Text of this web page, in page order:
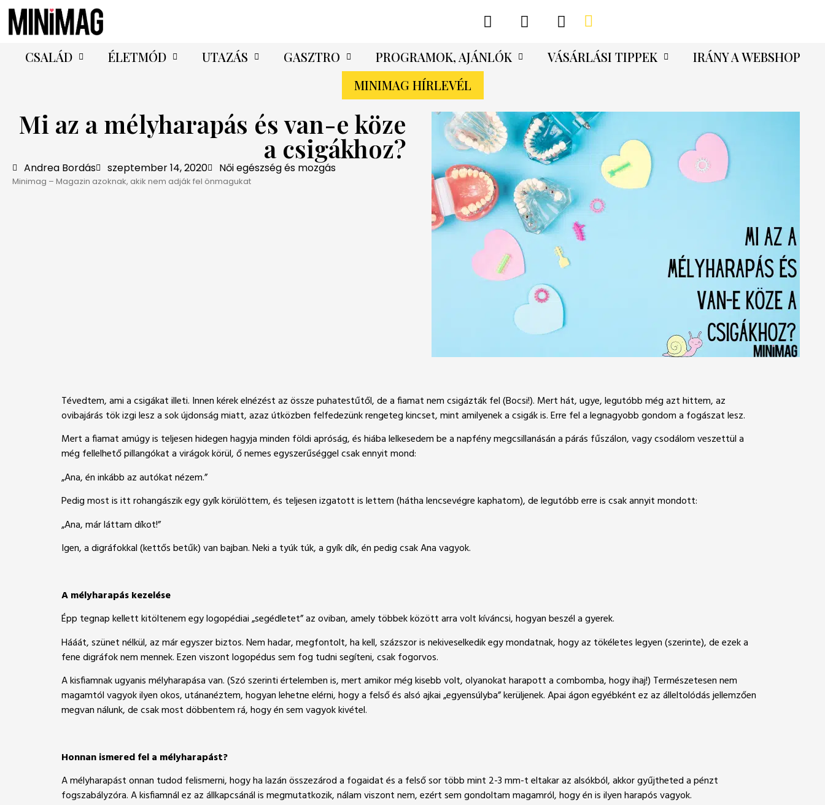
CSALÁD ÉLETMÓD UTAZÁS GASZTRO PROGRAMOK, AJÁNLÓK VÁSÁRLÁSI TIPPEK
IRÁNY A WEBSHOP
MINIMAG HÍRLEVÉL
Mi az a mélyharapás és van-e köze
a csigákhoz?
Andrea Bordás szeptember 14, 2020 Női egészség és mozgás
Minimag – Magazin azoknak, akik nem adják fel önmagukat
Tévedtem, ami a csigákat illeti. Innen kérek elnézést az össze puhatestűtől, de a fiamat nem csigázták fel (Bocsi!). Mert hát, ugye, legutóbb még azt hittem, az
ovibajárás tök izgi lesz a sok újdonság miatt, azaz útközben felfedezünk rengeteg kincset, mint amilyenek a csigák is. Erre fel a legnagyobb gondom a fogászat lesz.
Mert a fiamat amúgy is teljesen hidegen hagyja minden földi apróság, és hiába lelkesedem be a napfény megcsillanásán a párás fűszálon, vagy csodálom veszettül a
még fellelhető pillangókat a virágok körül, ő nemes egyszerűséggel csak ennyit mond:
„Ana, én inkább az autókat nézem.”
Pedig most is itt rohangászik egy gyík körülöttem, és teljesen izgatott is lettem (hátha lencsevégre kaphatom), de legutóbb erre is csak annyit mondott:
„Ana, már láttam díkot!”
Igen, a digráfokkal (kettős betűk) van bajban. Neki a tyúk túk, a gyík dík, én pedig csak Ana vagyok.
A mélyharapás kezelése
Épp tegnap kellett kitöltenem egy logopédiai „segédletet” az oviban, amely többek között arra volt kíváncsi, hogyan beszél a gyerek.
Hááát, szünet nélkül, az már egyszer biztos. Nem hadar, megfontolt, ha kell, százszor is nekiveselkedik egy mondatnak, hogy az tökéletes legyen (szerinte), de ezek a
fene digráfok nem mennek. Ezen viszont logopédus sem fog tudni segíteni, csak fogorvos.
A kisfiamnak ugyanis mélyharapása van. (Szó szerinti értelemben is, mert amikor még kisebb volt, olyanokat harapott a combomba, hogy ihaj!) Természetesen nem
magamtól vagyok ilyen okos, utánanéztem, hogyan lehetne elérni, hogy a felső és alsó ajkai „egyensúlyba” kerüljenek. Apai ágon egyébként ez az álleltolódás jellemzően
megvan nálunk, de csak most döbbentem rá, hogy én sem vagyok kivétel.
Honnan ismered fel a mélyharapást?
A mélyharapást onnan tudod felismerni, hogy ha lazán összezárod a fogaidat és a felső sor több mint 2-3 mm-t eltakar az alsókból, akkor gyűjtheted a pénzt
fogszabályzóra. A kisfiamnál ez az állkapcsánál is megmutatkozik, nálam viszont nem, ezért sem gondoltam magamról, hogy én is ilyen harapós vagyok.